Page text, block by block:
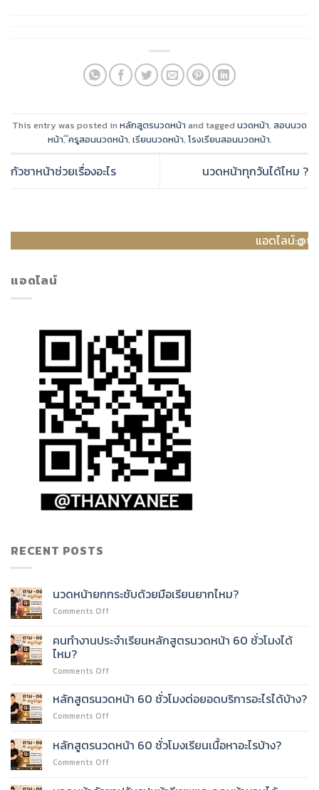
This entry was posted in หลักสูตรนวดหน้า and tagged นวดหน้า, สอนนวด
หน้า,ึครูสอนนวดหน้า, เรียนนวดหน้า, โรงเรียนสอนนวดหน้า.
กัวซาหน้าช่วยเรื่องอะไร นวดหน้าทุกวันได้ไหม ?
แอดไลน์:@thanyanee เพื่อข
แอดไลน์
RECENT POSTS
นวดหน้ายกกระชับด้วยมือเรียนยากไหม?
Comments Off
หน้า
ยก
เรียน
คนทำงานประจำเรียนหลักสูตรนวดหน้า 60 ชั่วโมงได้
ไหม?
Comments Off
ทำงาน
ประจำ
นวด
หลักสูตรนวดหน้า 60 ชั่วโมงต่อยอดบริการอะไรได้บ้าง?
Comments Off
หน้า
หลักสูตรนวดหน้า 60 ชั่วโมงเรียนเนื้อหาอะไรบ้าง?
Comments Off
นวด